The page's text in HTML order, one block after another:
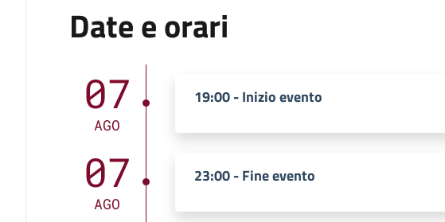
Date e orari
07
AGO
19:00 - Inizio evento
07
AGO
23:00 - Fine evento